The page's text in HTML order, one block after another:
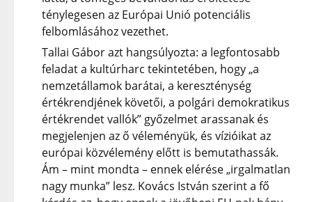
ténylegesen az Európai Unió potenciális
felbomlásához vezethet.
Tallai Gábor azt hangsúlyozta: a legfontosabb
feladat a kultúrharc tekintetében, hogy „a
nemzetállamok barátai, a kereszténység
értékrendjének követői, a polgári demokratikus
értékrendet vallók” győzelmet arassanak és
megjelenjen az ő véleményük, és vízióikat az
európai közvélemény előtt is bemutathassák.
Ám – mint mondta – ennek elérése „irgalmatlan
nagy munka” lesz. Kovács István szerint a fő